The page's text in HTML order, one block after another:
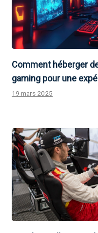
Comment héberger
gaming pour une
19 mars 2025